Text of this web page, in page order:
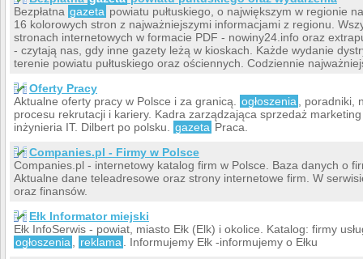
Bezpłatna gazeta powiatu pułtuskiego, o największym w regionie
16 kolorowych stron z najważniejszymi informacjami z regionu.
stronach internetowych w formacie PDF - nowiny24.info oraz
- czytają nas, gdy inne gazety leżą w kioskach. Każde wydanie
terenie powiatu pułtuskiego oraz ościennych. Codziennie
Oferty Pracy
Aktualne oferty pracy w Polsce i za granicą.
ogłoszenia
, poradniki,
procesu rekrutacji i kariery. Kadra zarządzająca sprzedaż
inżynieria IT. Dilbert po polsku.
gazeta Praca.
Companies.pl - Firmy w Polsce
Companies.pl - internetowy katalog firm w Polsce. Baza danych o
Aktualne dane teleadresowe oraz strony internetowe firm. W
oraz finansów.
Ełk Informator miejski
Ełk InfoSerwis - powiat, miasto Ełk (Elk) i okolice. Katalog: firmy
ogłoszenia
reklama
. Informujemy Ełk -informujemy o Ełku